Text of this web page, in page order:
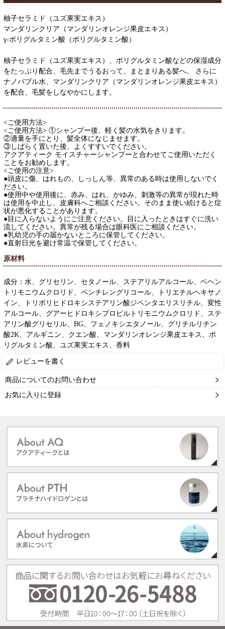
柚子セラミド（ユズ果実エキス）
マンダリンクリア（マンダリンオレンジ果皮エキス）
γ-ポリグルタミン酸（ポリグルタミン酸）
柚子セラミド（ユズ果実エキス）、ポリグルタミン酸などの保湿成分
をたっぷり配合、毛先までうるおって、まとまりある髪へ。 さらに
ナノバブル水、マンダリンクリア（マンダリンオレンジ果皮エキス）
を配合、毛髪をしなやかにします。
<ご使用方法>
<ご使用方法> ①シャンプー後、軽く髪の水気をきります。
②適量を手にとり、髪全体になじませます。
③しばらく置いた後、よくすすいでください。
アクアティーク モイスチャーシャンプーと合わせてご使用いただく
ことをお勧めします。
<ご使用の注意>
●頭皮に傷、はれもの、しっしん等、異常のある時は使用しないでく
ださい。
●使用中や使用後に、赤み、はれ、かゆみ、刺激等の異常が現れた時
は使用を中止し、皮膚科へご相談ください。そのまま使い続けると症
状が悪化することがあります。
●目に入らないようにご注意ください。目に入ったときはすぐに洗い
流してください。異常が残る場合は眼科医にご相談ください。
●乳幼児の手の届かないところに保管してください。
●直射日光を避け常温で保管してください。
原材料
成分：水、グリセリン、セタノール、ステアリルアルコール、ベヘン
トリモニウムクロリド、ペンチレングリコール、トリエチルヘキサノ
イン、トリポリヒドロキシステアリン酸ジペンタエリスリチル、変性
アルコール、グアーヒドロキシプロピルトリモニウムクロリド、ステ
アリン酸グリセリル、BG、フェノキシエタノール、グリチルリチン
酸2K、アルギニン、クエン酸、マンダリンオレンジ果皮エキス、ポ
リグルタミン酸、ユズ果実エキス、香料
レビューを書く
商品についてのお問い合わせ
お気に入りに登録